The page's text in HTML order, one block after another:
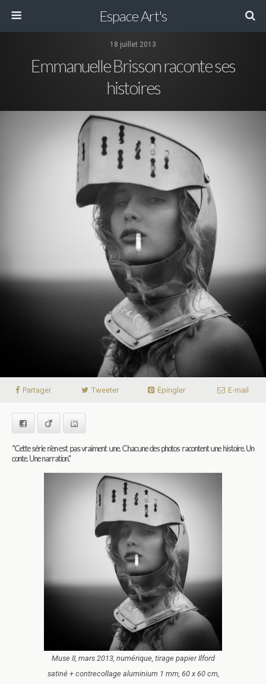
Espace Art's
18 juillet 2013
Emmanuelle Brisson raconte ses
histoires
Partager Tweeter Épingler E-mail
Facebook Viadeo
“Cette série n’en est pas vraiment une. Chacune des photos racontent une histoire. Un
conte. Une narration.”
Muse II, mars 2013, numérique, tirage papier Ilford
satiné + contrecollage aluminium 1 mm, 60 x 60 cm,